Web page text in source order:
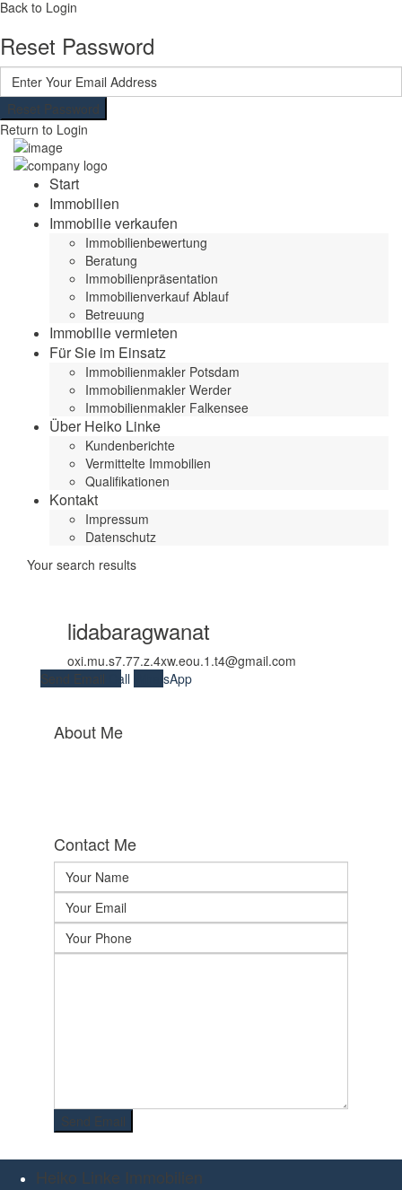
Back to Login
Reset Password
Reset Password
Return to Login
Start
Immobilien
Immobilie verkaufen
Immobilienbewertung
Beratung
Immobilienpräsentation
Immobilienverkauf Ablauf
Betreuung
Immobilie vermieten
Für Sie im Einsatz
Immobilienmakler Potsdam
Immobilienmakler Werder
Immobilienmakler Falkensee
Über Heiko Linke
Kundenberichte
Vermittelte Immobilien
Qualifikationen
Kontakt
Impressum
Datenschutz
Your search results
lidabaragwanat
oxi.mu.s7.77.z.4xw.eou.1.t4@gmail.com
Send Email
Call WhatsApp
About Me
Contact Me
Heiko Linke Immobilien